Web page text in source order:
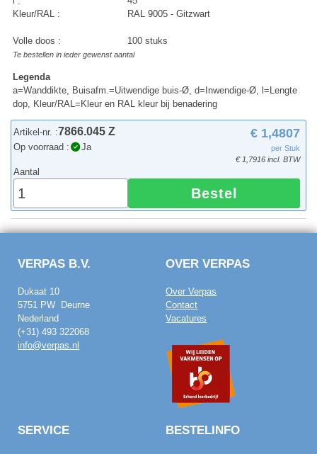
Kleur/RAL :
RAL 9005 - Gitzwart
Volle doos : 100 stuks
Te bestellen in ieder gewenst aantal
Legenda
a=Wanddikte, Buisafm.=Uitwendige buis-Ø, d=Inwendige-Ø, l=Lengte
dop, Kleur/RAL=Kleur en RAL kleur bij benadering
Artikel-nr. :7866.045 Z
Op voorraad : Ja
€ 1,4807
per Stuk
€ 1,7916 incl. BTW
Aantal
Bestel
VERPAS B.V.
Dukaat 10
5751 PW Deurne
Nederland
(+31) 493 322068
info@verpas.nl
OVER VERPAS
Over Verpas
Contact
Vacatures
SERVICE BESTELINFO